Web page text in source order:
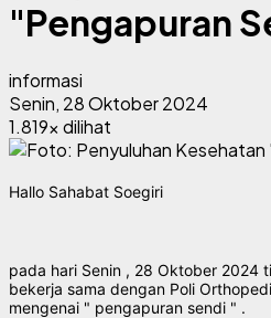
"Pengapuran
informasi
Senin, 28 Oktober 2024
1.819x dilihat
Hallo Sahabat Soegiri
pada hari Senin , 28 Oktober 2024
bekerja sama dengan Poli
mengenai " pengapuran sendi " .